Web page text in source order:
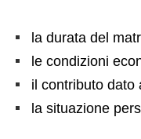
la durata del
le condizioni
il contributo dato
la situazione